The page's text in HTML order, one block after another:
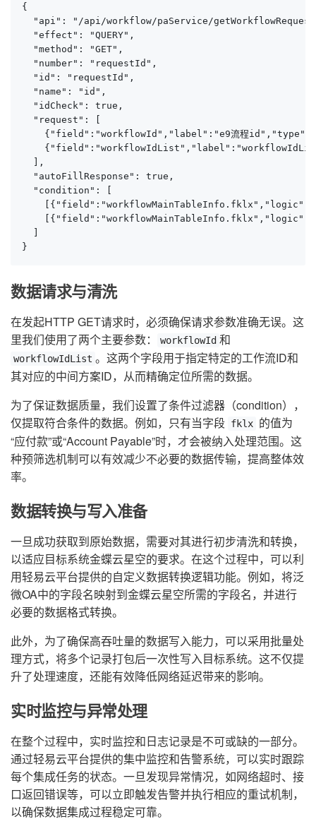
{
"api": "/api/workflow/paService/
  "effect": "QUERY",
  "method": "GET",
  "number": "requestId",
  "id": "requestId",
  "name": "id",
  "idCheck": true,
  "request": [
{"field":"workflowId","label":"e9流程
  ],
  "autoFillResponse": true,
  "condition": [
}
数据请求与清洗
在发起HTTP GET请求时，必须确保请求参数准确无误。这
里我们使用了两个主要参数：
workflowId 和
workflowIdList 。这两个字段用于指定特定的工作流ID和
其对应的中间方案ID，从而精确定位所需的数据。
为了保证数据质量，我们设置了条件过滤器（condition），
仅提取符合条件的数据。例如，只有当字段 fklx 的值为
“应付款”或“Account Payable”时，才会被纳入处理范围。这
种预筛选机制可以有效减少不必要的数据传输，提高整体效
率。
数据转换与写入准备
一旦成功获取到原始数据，需要对其进行初步清洗和转换，
以适应目标系统金蝶云星空的要求。在这个过程中，可以利
用轻易云平台提供的自定义数据转换逻辑功能。例如，将泛
微OA中的字段名映射到金蝶云星空所需的字段名，并进行
必要的数据格式转换。
此外，为了确保高吞吐量的数据写入能力，可以采用批量处
理方式，将多个记录打包后一次性写入目标系统。这不仅提
升了处理速度，还能有效降低网络延迟带来的影响。
实时监控与异常处理
在整个过程中，实时监控和日志记录是不可或缺的一部分。
通过轻易云平台提供的集中监控和告警系统，可以实时跟踪
每个集成任务的状态。一旦发现异常情况，如网络超时、接
口返回错误等，可以立即触发告警并执行相应的重试机制，
以确保数据集成过程稳定可靠。